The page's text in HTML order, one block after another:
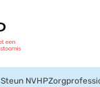
Steun NVHP